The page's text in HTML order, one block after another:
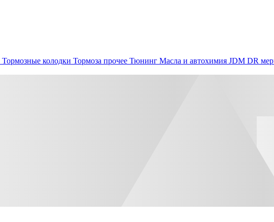
Тормозные колодки Тормоза прочее Тюнинг Масла и автохимия JDM DR